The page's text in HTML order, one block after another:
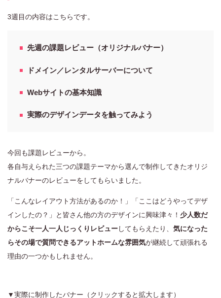
3週目の内容はこちらです。
先週の課題レビュー（オリジナルバナー）
ドメイン／レンタルサーバーについて
Webサイトの基本知識
実際のデザインデータを触ってみよう
今回も課題レビューから。
各自与えられた三つの課題テーマから選んで制作してきたオリジ
ナルバナーのレビューをしてもらいました。
「こんなレイアウト方法があるのか！」「ここはどうやってデザ
インしたの？」と皆さん他の方のデザインに興味津々！ 少人数だ
からこそ一人一人じっくりレビューしてもらえたり、 気になった
らその場で質問できるアットホームな雰囲気が継続して頑張れる
理由の一つかもしれません。
▼実際に制作したバナー（クリックすると拡大します）